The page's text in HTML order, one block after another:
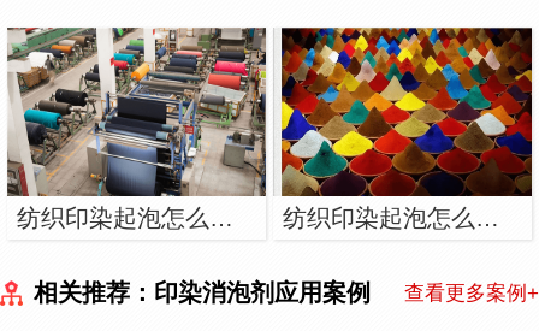
纺织印染起泡怎么解决？用纺织印染消泡剂 纺织印染起泡怎么解决?用纺织印染消泡剂
相关推荐：印染消泡剂应用案例 查看更多案例+